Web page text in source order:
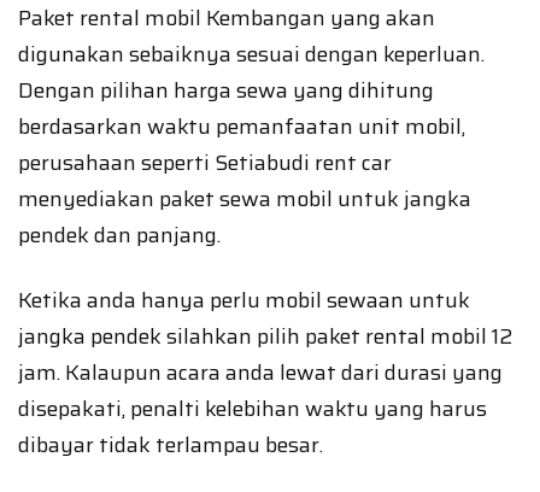
Paket rental mobil Kembangan yang akan
digunakan sebaiknya sesuai dengan keperluan.
Dengan pilihan harga sewa yang dihitung
berdasarkan waktu pemanfaatan unit mobil,
perusahaan seperti Setiabudi rent car
menyediakan paket sewa mobil untuk jangka
pendek dan panjang.
Ketika anda hanya perlu mobil sewaan untuk
jangka pendek silahkan pilih paket rental mobil 12
jam. Kalaupun acara anda lewat dari durasi yang
disepakati, penalti kelebihan waktu yang harus
dibayar tidak terlampau besar.